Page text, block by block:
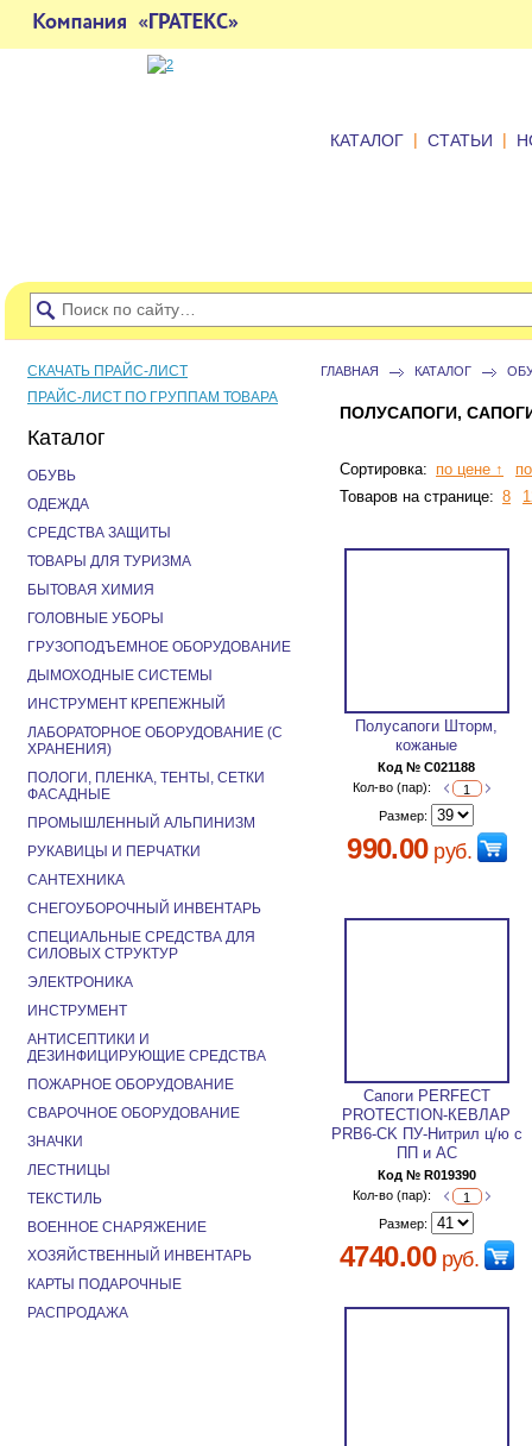
КАТАЛОГ | СТАТЬИ |
ГЛАВНАЯ КАТАЛОГ
ПОЛУСАПОГИ,
Сортировка: по цене ↑
Товаров на странице: 8
Полусапоги Шторм,
кожаные
Код № C021188
Кол-во (пар):
Размер:
990.00руб.
Сапоги PERFECT
PROTECTION-КЕВЛАР
PRB6-CK ПУ-Нитрил ц/ю с
ПП и АС
Код № R019390
Кол-во (пар):
Размер:
4740.00руб.
СКАЧАТЬ ПРАЙС-ЛИСТ
ПРАЙС-ЛИСТ ПО ГРУППАМ ТОВАРА
Каталог
ОБУВЬ
ОДЕЖДА
СРЕДСТВА ЗАЩИТЫ
ТОВАРЫ ДЛЯ ТУРИЗМА
БЫТОВАЯ ХИМИЯ
ГОЛОВНЫЕ УБОРЫ
ГРУЗОПОДЪЕМНОЕ ОБОРУДОВАНИЕ
ДЫМОХОДНЫЕ СИСТЕМЫ
ИНСТРУМЕНТ КРЕПЕЖНЫЙ
ЛАБОРАТОРНОЕ ОБОРУДОВАНИЕ (С
ХРАНЕНИЯ)
ПОЛОГИ, ПЛЕНКА, ТЕНТЫ, СЕТКИ
ФАСАДНЫЕ
ПРОМЫШЛЕННЫЙ АЛЬПИНИЗМ
РУКАВИЦЫ И ПЕРЧАТКИ
САНТЕХНИКА
СНЕГОУБОРОЧНЫЙ ИНВЕНТАРЬ
СПЕЦИАЛЬНЫЕ СРЕДСТВА ДЛЯ
СИЛОВЫХ СТРУКТУР
ЭЛЕКТРОНИКА
ИНСТРУМЕНТ
АНТИСЕПТИКИ И
ДЕЗИНФИЦИРУЮЩИЕ СРЕДСТВА
ПОЖАРНОЕ ОБОРУДОВАНИЕ
СВАРОЧНОЕ ОБОРУДОВАНИЕ
ЗНАЧКИ
ЛЕСТНИЦЫ
ТЕКСТИЛЬ
ВОЕННОЕ СНАРЯЖЕНИЕ
ХОЗЯЙСТВЕННЫЙ ИНВЕНТАРЬ
КАРТЫ ПОДАРОЧНЫЕ
РАСПРОДАЖА